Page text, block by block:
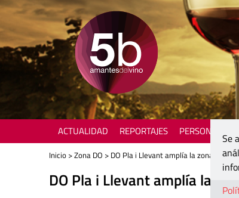
ACTUALIDAD REPORTAJES PERSONAJES
Inicio >Zona DO > DO Pla i Llevant amplía la zona de
DO Pla i Llevant amplía la
Se